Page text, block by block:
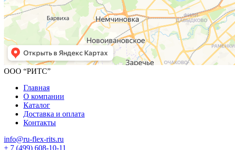
ООО “РИТС”
Главная
О компании
Каталог
Доставка и оплата
Контакты
info@ru-flex-rits.ru
+ 7 (499) 608-10-11